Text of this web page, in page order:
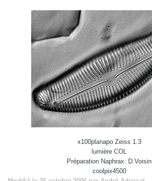
x100planapo Zeiss 1.3
lumière COL
Préparation Naphrax: D.Voisin
coolpix4500